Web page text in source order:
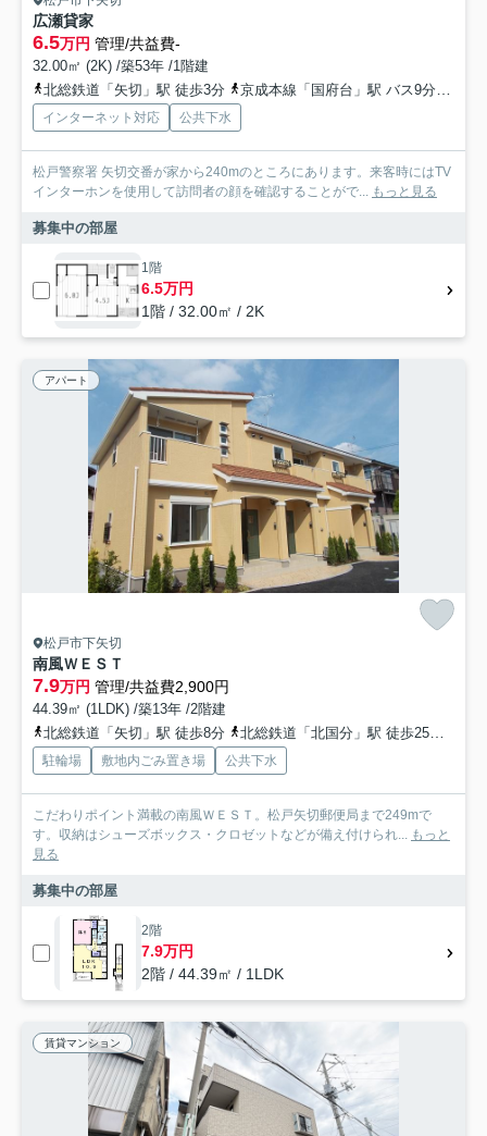
広瀬貸家
6.5万円 管理/共益費-
32.00㎡ (2K) /築53年 /1階建
北総鉄道「矢切」駅 徒歩3分
京成本線「国府台」駅 バス9分 京成バス千葉ウエスト「矢切駅」 停歩4分
インターネット対応 公共下水
松戸警察署 矢切交番が家から240mのところにあります。来客時にはTV
インターホンを使用して訪問者の顔を確認することがで... もっと見る
募集中の部屋
1階
6.5万円
1階 / 32.00㎡ / 2K
アパート
松戸市下矢切
南風ＷＥＳＴ
7.9万円 管理/共益費2,900円
44.39㎡ (1LDK) /築13年 /2階建
北総鉄道「矢切」駅 徒歩8分
北総鉄道「北国分」駅 徒歩25分
駐輪場 敷地内ごみ置き場 公共下水
こだわりポイント満載の南風ＷＥＳＴ。松戸矢切郵便局まで249mで
す。収納はシューズボックス・クロゼットなどが備え付けられ... もっと
見る
募集中の部屋
2階
7.9万円
2階 / 44.39㎡ / 1LDK
賃貸マンション